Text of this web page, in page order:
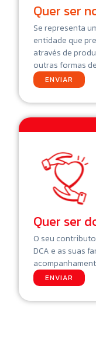
Quer ser
Se representa
entidade que
através de
outras formas
ENVIAR
Quer ser
O seu
DCA e as suas
ENVIAR